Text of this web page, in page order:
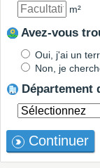
m²
Avez-vous
Oui, j'ai un
Non, je
Département
Continuer